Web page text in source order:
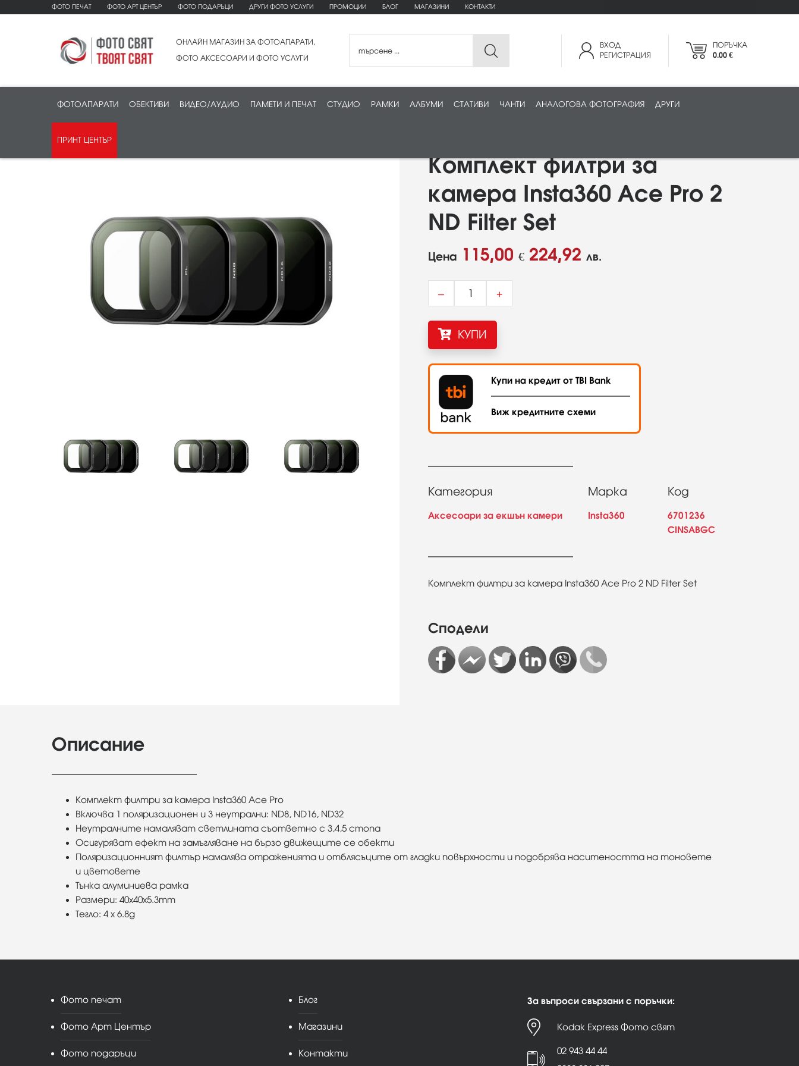
ФОТО ПЕЧАТ ФОТО АРТ ЦЕНТЪР ФОТО ПОДАРЪЦИ ДРУГИ ФОТО УСЛУГИ ПРОМОЦИИ БЛОГ МАГАЗИНИ КОНТАКТИ
ОНЛАЙН МАГАЗИН ЗА ФОТОАПАРАТИ,
ФОТО АКСЕСОАРИ И ФОТО УСЛУГИ
ВХОД
РЕГИСТРАЦИЯ
ПОРЪЧКА
0.00 €
ФОТОАПАРАТИ ОБЕКТИВИ ВИДЕО/АУДИО ПАМЕТИ И ПЕЧАТ СТУДИО РАМКИ АЛБУМИ СТАТИВИ ЧАНТИ АНАЛОГОВА ФОТОГРАФИЯ ДРУГИ
ПРИНТ ЦЕНТЪР
Комплект филтри за
камера Insta360 Ace Pro 2
ND Filter Set
Цена 115,00 € 224,92 лв.
– +
КУПИ
Купи на кредит от TBI Bank
Виж кредитните схеми
Категория
Аксесоари за екшън камери
Марка
Insta360
Код
6701236
CINSABGC
Комплект филтри за камера Insta360 Ace Pro 2 ND Filter Set
Сподели
Описание
Комплект филтри за камера Insta360 Ace Pro
Включва 1 поляризационен и 3 неутрални: ND8, ND16, ND32
Неутралните намаляват светлината съответно с 3,4,5 стопа
Осигуряват ефект на замъгляване на бързо движещите се обекти
Поляризационният филтър намалява отраженията и отблясъците от гладки повърхности и подобрява наситеността на тоновете
и цветовете
Тънка алуминиева рамка
Размери: 40x40x5.3mm
Тегло: 4 х 6.8g
Фото печат
Фото Арт Център
Фото подаръци
Блог
Магазини
Контакти
За въпроси свързани с поръчки:
Kodak Express Фото свят
02 943 44 44